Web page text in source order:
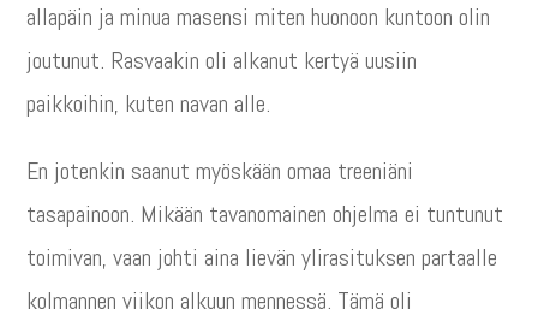
allapäin ja minua masensi miten huonoon kuntoon olin
joutunut. Rasvaakin oli alkanut kertyä uusiin
paikkoihin, kuten navan alle.
En jotenkin saanut myöskään omaa treeniäni
tasapainoon. Mikään tavanomainen ohjelma ei tuntunut
toimivan, vaan johti aina lievän ylirasituksen partaalle
kolmannen viikon alkuun mennessä. Tämä oli